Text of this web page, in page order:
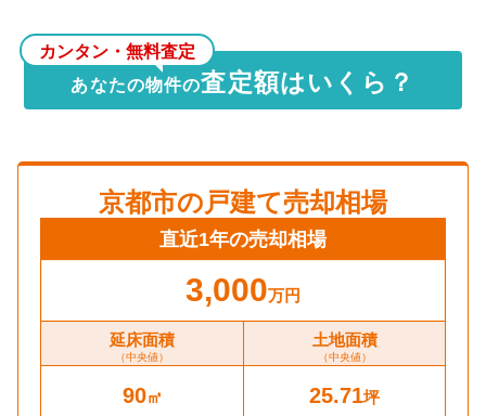
カンタン・無料査定
あなたの物件の査定額はいくら？
京都市の戸建て売却相場
直近1年の売却相場
3,000万円
延床面積
（中央値）
土地面積
（中央値）
90㎡ 25.71坪